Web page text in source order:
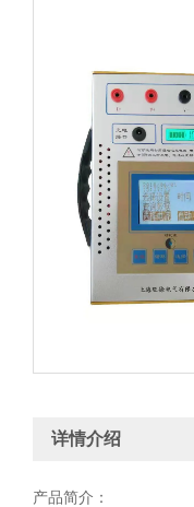
详情介绍
产品简介：